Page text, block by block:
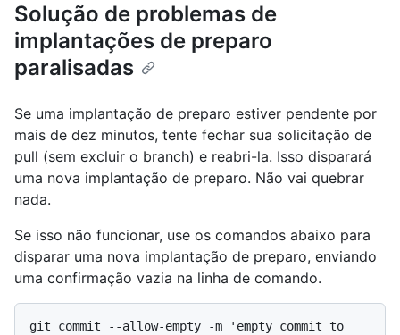
Solução de problemas de
implantações de preparo
paralisadas
Se uma implantação de preparo estiver pendente por
mais de dez minutos, tente fechar sua solicitação de
pull (sem excluir o branch) e reabri-la. Isso disparará
uma nova implantação de preparo. Não vai quebrar
nada.
Se isso não funcionar, use os comandos abaixo para
disparar uma nova implantação de preparo, enviando
uma confirmação vazia na linha de comando.
git commit --allow-empty -m 'empty commit to